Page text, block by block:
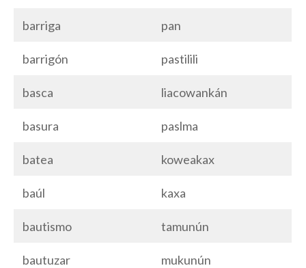
barriga pan
barrigón pastilili
basca liacowankán
basura paslma
batea koweakax
baúl kaxa
bautismo tamunún
bautuzar mukunún